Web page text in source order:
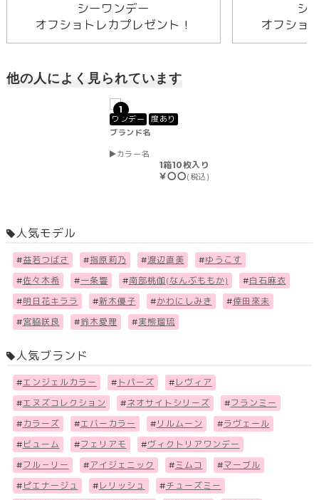
シーワンデー
オフショトレカプレゼント！
シ
オフショ
他の人によく見られています
1
ワンデー
度あり
ブランド名
カラー名
1箱10枚入り
￥〇〇(税込)
人気モデル
#益若つばさ #指原莉乃 #渡辺直美 #ゆうこす
#佐々木希 #一条響 #南部桃伽(なんぶももか) #白石麻衣
#明日花キララ #新木優子 #かわにしみき #倖田來未
#宮脇咲良 #鈴木愛理 #実熊瑠琉
人気ブランド
#エンジェルカラー # トパーズ # レヴィア
#エヌズコレクション #ネオサイトシリーズ #フランミー
# カラーズ #エバーカラー # リルムーン #ラヴェール
# ビューム #フェリアモ #ヴィクトリアワンデー
#フル－リー #アイジェニック #ミムコ #マーブル
# ピエナージュ # レリッシュ #チューズミー